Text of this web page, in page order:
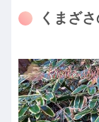
くまざ